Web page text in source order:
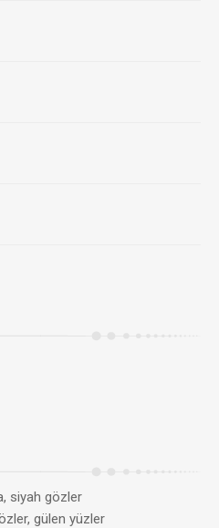
siyah gözler
gülen yüzler